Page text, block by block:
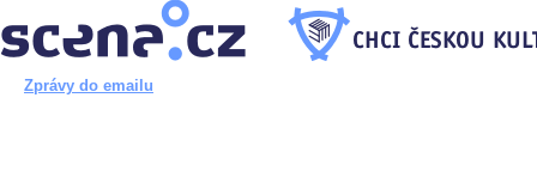
Zprávy do emailu